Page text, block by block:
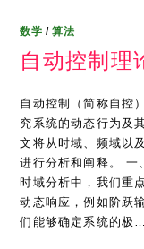
数学 /算法
自动控制理
自动控制（简称自控
究系统的动态行为及
文将从时域、频域以
进行分析和阐释。
时域分析中，我们重
动态响应，例如阶跃
们能够确定系统的极…